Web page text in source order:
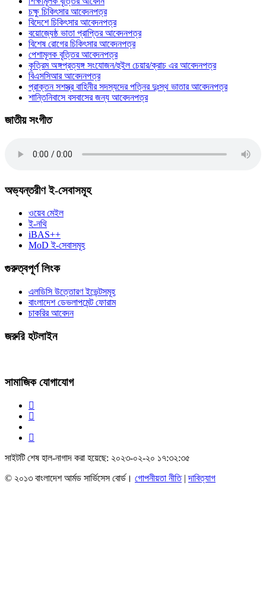
চক্ষু চিকিৎসার আবেদনপত্র
বিদেশে চিকিৎসার আবেদনপত্র
বয়োজ্যেষ্ঠ ভাতা প্রাপ্তির আবেদনপত্র
বিশেষ রোগের চিকিৎসার আবেদনপত্র
পেশামূলক বৃত্তির আবেদনপত্র
কৃত্রিম অঙ্গপ্রত্যঙ্গ সংযোজন/হুইল চেয়ার/ক্রাচ এর আবেদনপত্র
বিএসসিআর আবেদনপত্র
প্রাক্তন সশস্ত্র বাহিনীর সদস্যদের পত্নির দুঃস্থ ভাতার আবেদনপত্র
শান্তিনিবাসে বসবাসের জন্য আবেদনপত্র
জাতীয় সংগীত
অভ্যন্তরীণ ই-সেবাসমূহ
ওয়েব মেইল
ই-নথি
iBAS++
MoD ই-সেবাসমূহ
গুরুত্বপূর্ণ লিংক
এলডিসি উত্তোরণ ইভেন্টসমূহ
বাংলাদেশ ডেভলাপমেন্ট ফোরাম
চাকরির আবেদন
জরুরি হটলাইন
সামাজিক যোগাযোগ
সাইটটি শেষ হাল-নাগাদ করা হয়েছে: ২০২৩-০২-২০ ১৭:৩২:৩৫
© ২০১৩ বাংলাদেশ আর্মড সার্ভিসেস বোর্ড। গোপনীয়তা নীতি|দাবিত্যাগ